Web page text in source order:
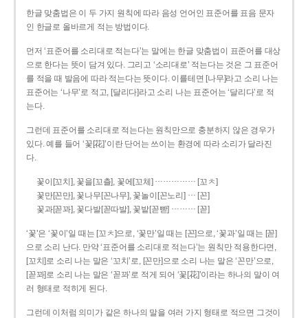
한글 맞춤법은 이 두 가지 원칙에 따라 음성 언어인 표준어를 표음 문자
인 한글로 올바르게 적는 방법이다.
먼저 ‘표준어를 소리대로 적는다’는 말에는 한글 맞춤법이 표준어를 대상
으로 한다는 뜻이 담겨 있다. 그리고 ‘소리대로’ 적는다는 것은 그 표준어
를 적을 때 발음에 따라 적는다는 뜻이다. 이를테면 [나무]라고 소리 나는
표준어는 ‘나무’로 적고, [달리다]라고 소리 나는 표준어는 ‘달리다’로 적
는다.
그런데 표준어를 소리대로 적는다는 원칙만으로 충분하지 않은 경우가
있다. 예를 들어 ‘꽃[花]’이란 단어는 쓰이는 환경에 따라 소리가 달라진
다.
꽃이[꼬치], 꽃을[꼬츨], 꽃에[꼬체] …………… [꼬ㅊ]
꽃만[꼰만], 꽃나무[꼰나무], 꽃놀이[꼰노리] … [꼰]
꽃과[꼳꽈], 꽃다발[꼳따발], 꽃밭[꼳빧] ……… [꼳]
‘꽃’은 ‘꽃이’일 때는 [꼬ㅊ]으로, ‘꽃만’일 때는 [꼰]으로, ‘꽃과’일 때는 [꼳]
으로 소리 난다. 만약 ‘표준어를 소리대로 적는다’는 원칙만 적용한다면,
[꼬치]로 소리 나는 말은 ‘꼬치’로, [꼰만]으로 소리 나는 말은 ‘꼰만’으로,
[꼳꽈]로 소리 나는 말은 ‘꼳꽈’로 적게 되어 ‘꽃[花]’이라는 하나의 말이 여
러 형태로 적히게 된다.
그런데 이처럼 의미가 같은 하나의 말을 여러 가지 형태로 적으면 그것이